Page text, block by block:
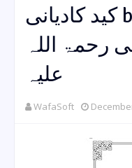
کید کادیانی by مولانا مفتی غلام
رحمۃ اللہ
علیہ
WafaSoft